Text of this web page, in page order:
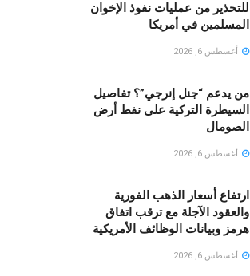
للتحذير من عمليات نفوذ الإخوان
المسلمين في أمريكا
أغسطس 6, 2026
من يدعم “جنل إنرجي”؟ تفاصيل
السيطرة التركية على نفط أرض
الصومال
أغسطس 6, 2026
ارتفاع أسعار الذهب الفورية
والعقود الآجلة مع ترقب اتفاق
هرمز وبيانات الوظائف الأمريكية
أغسطس 6, 2026